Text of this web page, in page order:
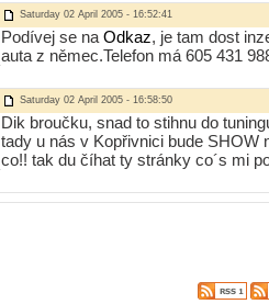
Saturday 02 April 2005 - 16:52:41
Podívej se na Odkaz, je tam dost
auta z němec.Telefon má 605 431
Saturday 02 April 2005 - 16:58:50
Dik broučku, snad to stihnu do
tady u nás v Kopřivnici bude SHOW
co!! tak du číhat ty stránky co´s mi